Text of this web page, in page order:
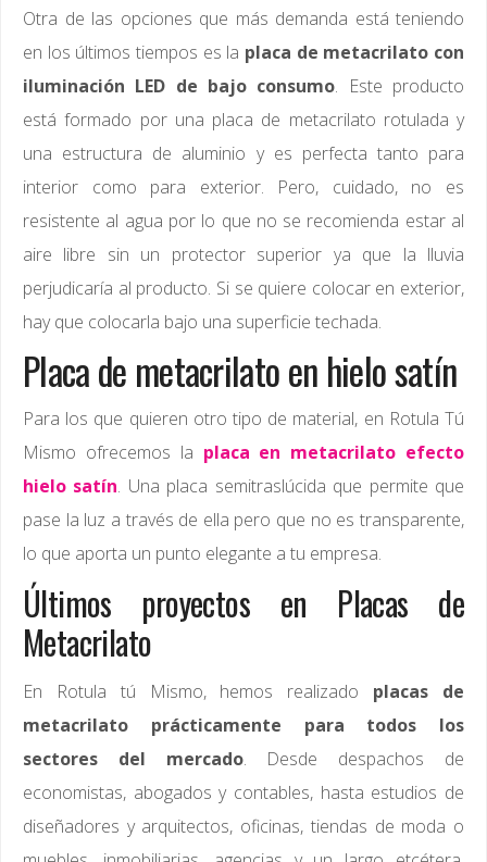
Otra de las opciones que más demanda está teniendo
en los últimos tiempos es la placa de metacrilato con
iluminación LED de bajo consumo. Este producto
está formado por una placa de metacrilato rotulada y
una estructura de aluminio y es perfecta tanto para
interior como para exterior. Pero, cuidado, no es
resistente al agua por lo que no se recomienda estar al
aire libre sin un protector superior ya que la lluvia
perjudicaría al producto. Si se quiere colocar en exterior,
hay que colocarla bajo una superficie techada.
Placa de metacrilato en hielo satín
Para los que quieren otro tipo de material, en Rotula Tú
Mismo ofrecemos la placa en metacrilato efecto
hielo satín. Una placa semitraslúcida que permite que
pase la luz a través de ella pero que no es transparente,
lo que aporta un punto elegante a tu empresa.
Últimos proyectos en Placas de
Metacrilato
En Rotula tú Mismo, hemos realizado placas de
metacrilato prácticamente para todos los
sectores del mercado. Desde despachos de
economistas, abogados y contables, hasta estudios de
diseñadores y arquitectos, oficinas, tiendas de moda o